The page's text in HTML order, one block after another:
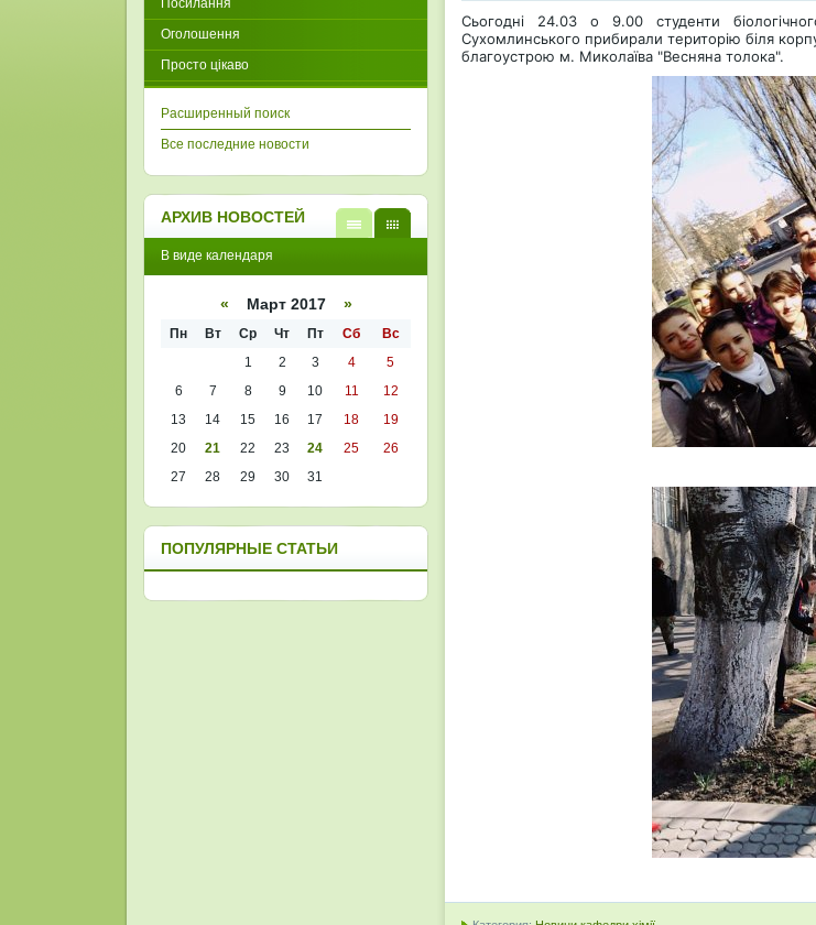
Сьогодні 24.03 о 9.00 студенти
Сухомлинського прибирали територію біля
благоустрою м. Миколаїва "Весняна толока".
Посилання
Оголошення
Просто цікаво
Расширенный поиск
Все последние новости
АРХИВ НОВОСТЕЙ
кален
списк
В виде календаря
« Март 2017 »
Пн Вт Ср Чт Пт Сб
Вс
1
2 3 4
5
6
7 8 9 10 11
12
13
14 15 16 17 18
19
20
21 22 23 24 25
26
27
28 29 30 31
ПОПУЛЯРНЫЕ СТАТЬИ